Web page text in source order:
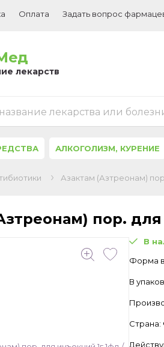
Оплата Задать вопрос
лекарств
лекарства или
АЛКОГОЛИЗМ, КУРЕНИЕ
Азактам (Азтреонам)
пор.
В
Форма
В
Страна: